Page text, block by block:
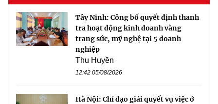
Tây Ninh: Công bố quyết định thanh
tra hoạt động kinh doanh vàng
trang sức, mỹ nghệ tại 5 doanh
nghiệp
Thu Huyền
12:42 05/08/2026
Hà Nội: Chỉ đạo giải quyết vụ việc ở